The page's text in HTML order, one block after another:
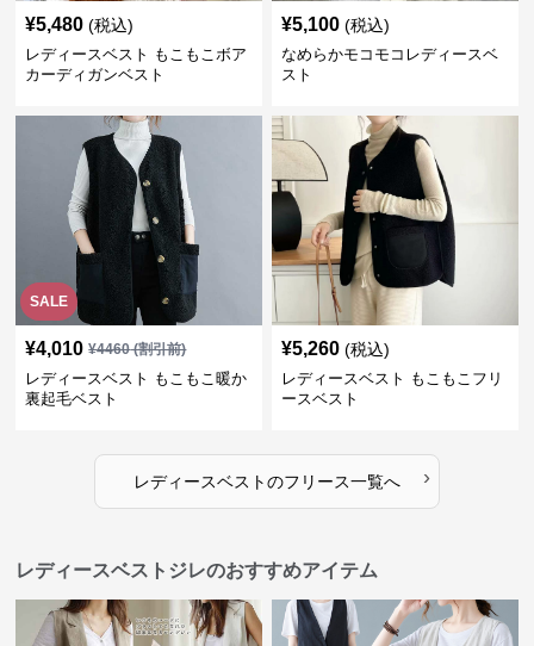
¥5,480 (税込)
レディースベスト もこもこボア
カーディガンベスト
¥5,100 (税込)
なめらかモコモコレディースベ
スト
SALE
¥4,010 ¥4460(割引前)
レディースベスト もこもこ暖か
裏起毛ベスト
¥5,260 (税込)
レディースベスト もこもこフリ
ースベスト
レディースベストのフリース一覧へ ›
レディースベストジレのおすすめアイテム